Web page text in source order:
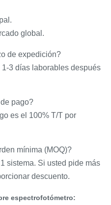
global.
de expedición?
3 días laborables después
pago?
es el 100% T/T por
mínima (MOQ)?
sistema. Si usted pide más
descuento.
espectrofotómetro: